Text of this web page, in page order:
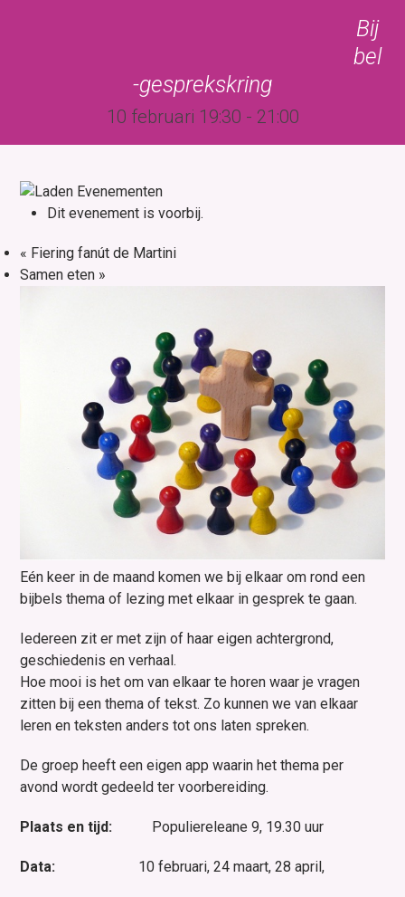
Bij
bel
-gesprekskring
10 februari 19:30 - 21:00
Dit evenement is voorbij.
« Fiering fanút de Martini
Samen eten »
Eén keer in de maand komen we bij elkaar om rond een
bijbels thema of lezing met elkaar in gesprek te gaan.
Iedereen zit er met zijn of haar eigen achtergrond,
geschiedenis en verhaal.
Hoe mooi is het om van elkaar te horen waar je vragen
zitten bij een thema of tekst. Zo kunnen we van elkaar
leren en teksten anders tot ons laten spreken.
De groep heeft een eigen app waarin het thema per
avond wordt gedeeld ter voorbereiding.
Plaats en tijd: Populiereleane 9, 19.30 uur
Data: 10 februari, 24 maart, 28 april,